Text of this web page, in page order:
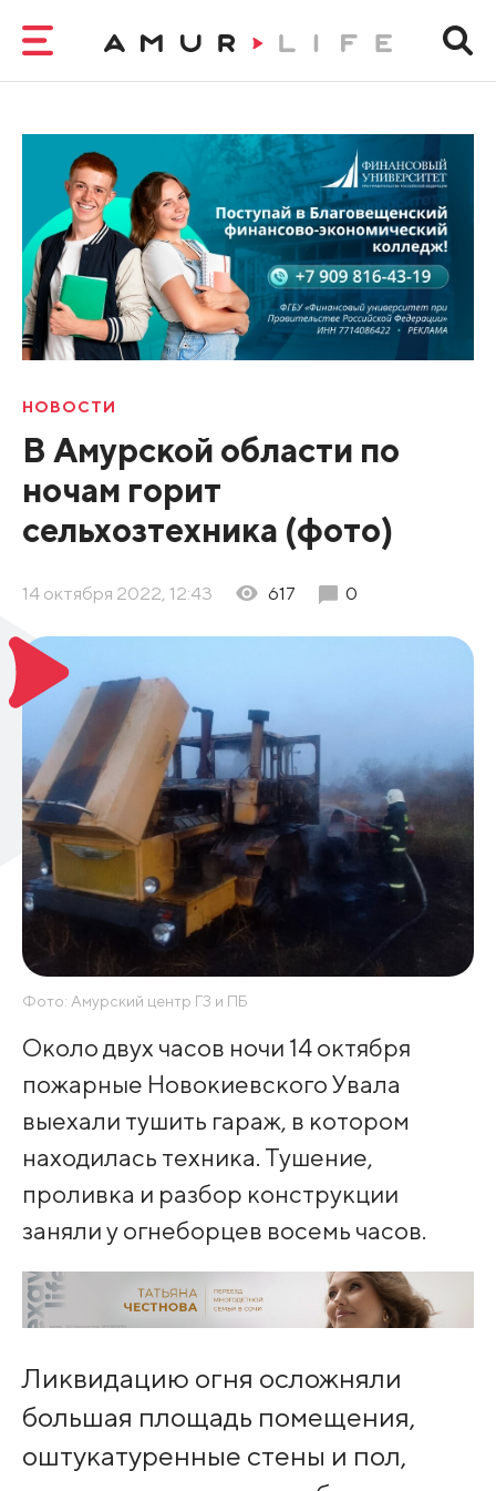
НОВОСТИ
В Амурской области по
ночам горит
сельхозтехника (фото)
14 октября 2022, 12:43 617 0
Фото: Амурский центр ГЗ и ПБ
Около двух часов ночи 14 октября
пожарные Новокиевского Увала
выехали тушить гараж, в котором
находилась техника. Тушение,
проливка и разбор конструкции
заняли у огнеборцев восемь часов.
Ликвидацию огня осложняли
большая площадь помещения,
оштукатуренные стены и пол,